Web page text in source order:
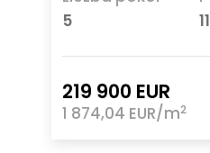
5
219 900 EUR
1 874,04 EUR/m2